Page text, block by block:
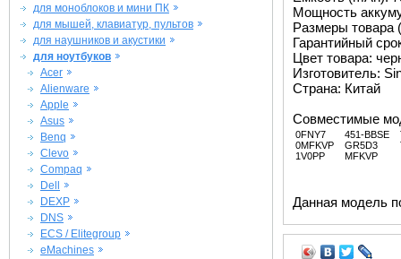
для моноблоков и мини ПК
для мышей, клавиатур, пультов
для наушников и акустики
для ноутбуков
Acer
Alienware
Apple
Asus
Benq
Clevo
Compaq
Dell
DEXP
DNS
ECS / Elitegroup
eMachines
Мощность
Размеры товара
Гарантийный
Цвет товара:
Изготовитель:
Страна: Китай
Совместимые
0FNY7
0MFKVP
1V0PP
451-BBSE
GR5D3
MFKVP
Данная модель